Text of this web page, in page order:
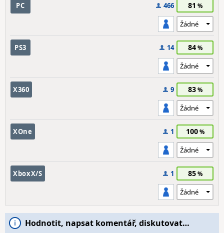
PC 466 81
PS3 14 84
X360 9 83
XOne 1 100
XboxX/S 1 85
Hodnotit, napsat komentář, diskutovat…